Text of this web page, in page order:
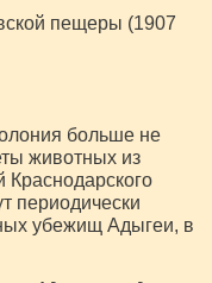
пещеры (1907
больше не
животных из
периодически
убежищ Адыгеи, в